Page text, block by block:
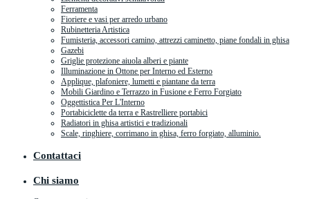
Ferramenta
Fioriere e vasi per arredo urbano
Rubinetteria Artistica
Fumisteria, accessori camino, attrezzi caminetto, piane fondali in ghisa
Gazebi
Griglie protezione aiuola alberi e piante
Illuminazione in Ottone per Interno ed Esterno
Applique, plafoniere, lumetti e piantane da terra
Mobili Giardino e Terrazzo in Fusione e Ferro Forgiato
Oggettistica Per L'Interno
Portabiciclette da terra e Rastrelliere portabici
Radiatori in ghisa artistici e tradizionali
Scale, ringhiere, corrimano in ghisa, ferro forgiato, alluminio.
Contattaci
Chi siamo